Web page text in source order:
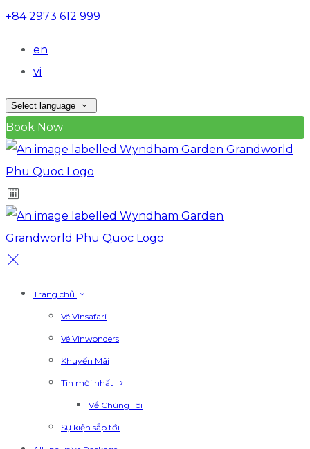
+84 2973 612 999
en
vi
Select language
Book Now
Trang chủ
Vé Vinsafari
Vé Vinwonders
Khuyến Mãi
Tin mới nhất
Về Chúng Tôi
Sự kiện sắp tới